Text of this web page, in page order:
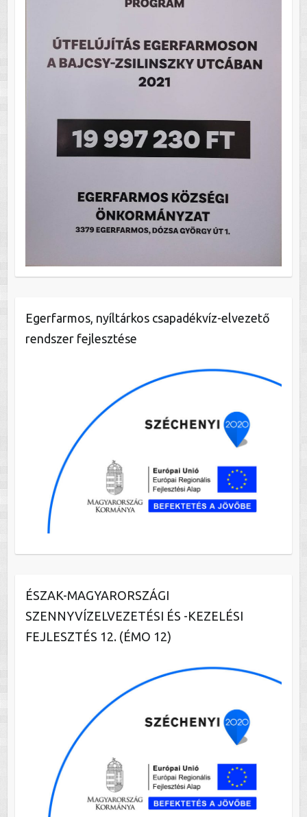
Egerfarmos, nyíltárkos csapadékvíz-elvezető
rendszer fejlesztése
ÉSZAK-MAGYARORSZÁGI
SZENNYVÍZELVEZETÉSI ÉS -KEZELÉSI
FEJLESZTÉS 12. (ÉMO 12)